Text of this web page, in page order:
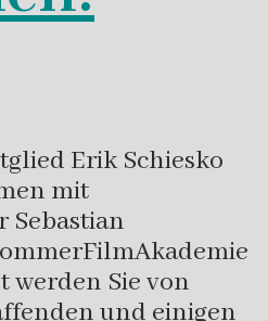
Erik Schiesko
mit
werden Sie von
und einigen